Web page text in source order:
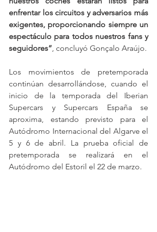
enfrentar los circuitos y adversarios más
exigentes, proporcionando siempre un
espectáculo para todos nuestros fans y
seguidores”, concluyó Gonçalo Araújo.
Los movimientos de pretemporada
continúan desarrollándose, cuando el
inicio de la temporada del Iberian
Supercars y Supercars España se
aproxima, estando previsto para el
Autódromo Internacional del Algarve el
5 y 6 de abril. La prueba oficial de
pretemporada se realizará en el
Autódromo del Estoril el 22 de marzo.